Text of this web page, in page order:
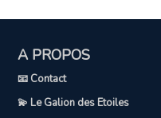
A PROPOS
📧 Contact
💫 Le Galion des Etoiles